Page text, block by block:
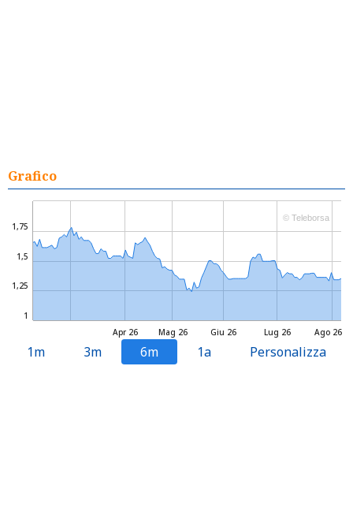
Grafico
Mag 26 Lug 26
Apr 26 Giu 26 Ago 26
1
1,25
1,5
1,75
© Teleborsa
1m 3m 6m 1a Personalizza